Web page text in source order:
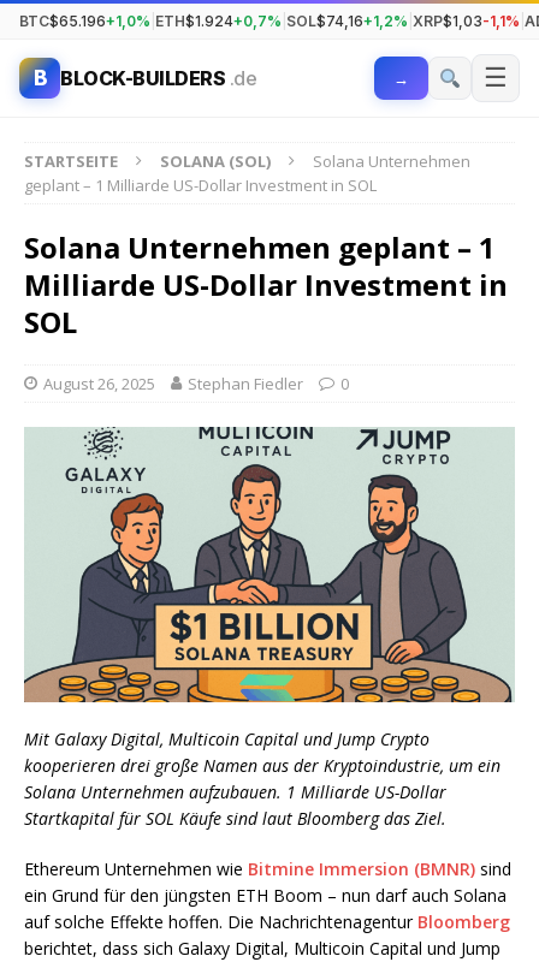
BTC$65.196+1,0% ETH$1.924+0,7% SOL$74,16+1,2% XRP$1,03-1,1%
B BLOCK-BUILDERS .de → ☰
STARTSEITE SOLANA (SOL)
Solana Unternehmen
geplant – 1 Milliarde US-Dollar Investment in SOL
Solana Unternehmen geplant – 1
Milliarde US-Dollar Investment in
SOL
August 26, 2025 Stephan Fiedler 0
Mit Galaxy Digital, Multicoin Capital und Jump Crypto
kooperieren drei große Namen aus der Kryptoindustrie, um ein
Solana Unternehmen aufzubauen. 1 Milliarde US-Dollar
Startkapital für SOL Käufe sind laut Bloomberg das Ziel.
Ethereum Unternehmen wie Bitmine Immersion (BMNR) sind
ein Grund für den jüngsten ETH Boom – nun darf auch Solana
auf solche Effekte hoffen. Die Nachrichtenagentur Bloomberg
berichtet, dass sich Galaxy Digital, Multicoin Capital und Jump